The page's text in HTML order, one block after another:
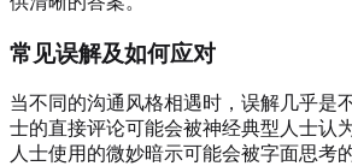
常见误解及如何应对
当不同的沟通风格相遇时，误解几乎是
士的直接评论可能会被神经典型人士认
人士使用的微妙暗示可能会被字面思考